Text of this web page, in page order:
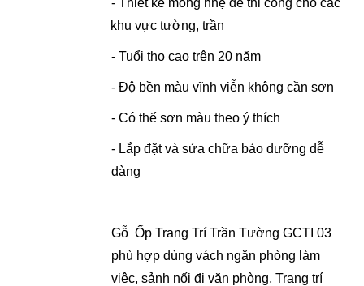
- Thiết kế mỏng nhẹ dễ thi công cho các
khu vực tường, trần
- Tuổi thọ cao trên 20 năm
- Độ bền màu vĩnh viễn không cần sơn
- Có thể sơn màu theo ý thích
- Lắp đặt và sửa chữa bảo dưỡng dễ
dàng
Gỗ Ốp Trang Trí Trần Tường GCTI 03
phù hợp dùng vách ngăn phòng làm
việc, sảnh nối đi văn phòng, Trang trí